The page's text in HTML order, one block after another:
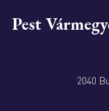
Pest
2040